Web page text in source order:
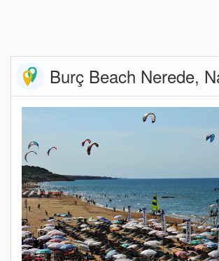
Burç Beach Nerede,